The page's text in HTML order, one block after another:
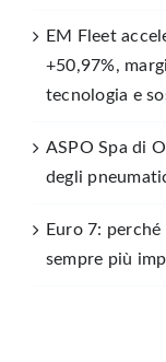
EM Fleet
+50,97%,
tecnologia e
ASPO Spa di
degli
Euro 7:
sempre più